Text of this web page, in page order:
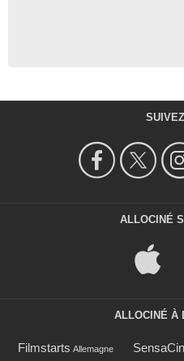
ALLOCINÉ
ALLOCINÉ À
Filmstarts Allemagne